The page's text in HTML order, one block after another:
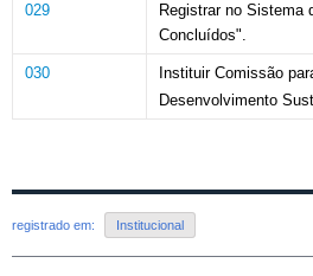
029 Registrar no Sistema
Concluídos".
030
Instituir Comissão
Desenvolvimento
registrado em: Institucional